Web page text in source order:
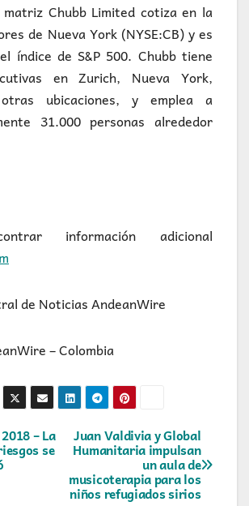
matriz Chubb Limited cotiza en la
de Nueva York (NYSE:CB) y es
índice de S&P 500. Chubb tiene
en Zurich, Nueva York,
ubicaciones, y emplea a
31.000 personas alrededor
información adicional
de Noticias AndeanWire
– Colombia
Juan Valdivia y Global
Humanitaria impulsan
un aula de
musicoterapia para los
niños refugiados sirios
– La
se